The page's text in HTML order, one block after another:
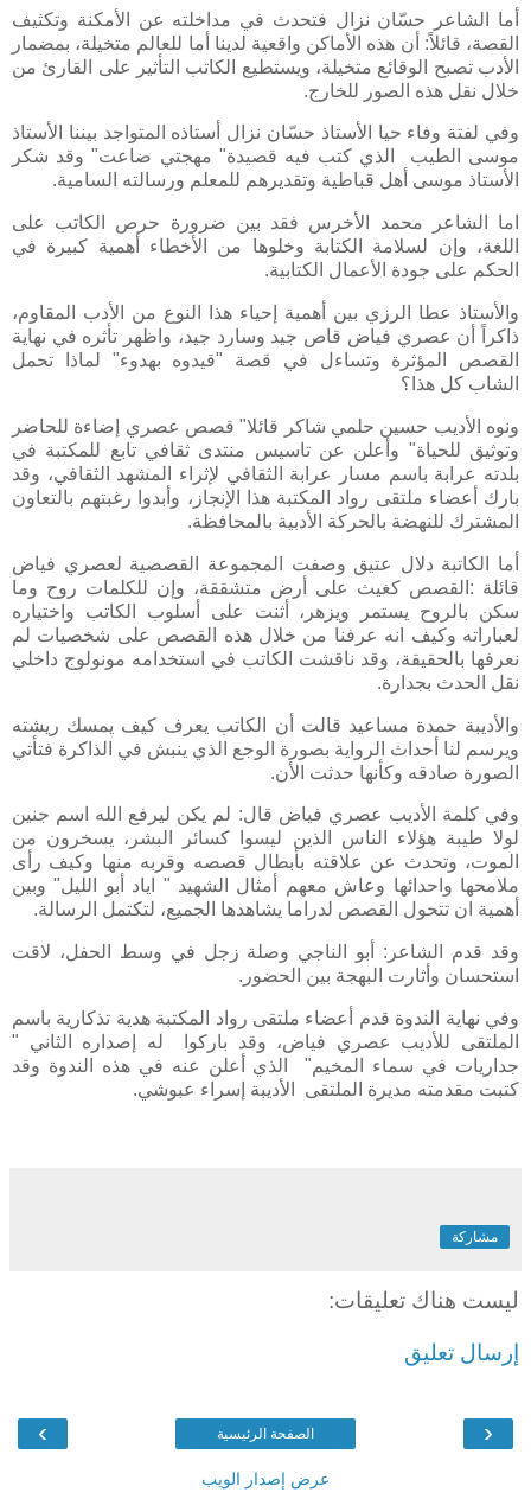
أما الشاعر حسّان نزال فتحدث في مداخلته عن الأمكنة وتكثيف
القصة، قائلاً: أن هذه الأماكن واقعية لدينا أما للعالم متخيلة، بمضمار
الأدب تصبح الوقائع متخيلة، ويستطيع الكاتب التأثير على القارئ من
خلال نقل هذه الصور للخارج.
وفي لفتة وفاء حيا الأستاذ حسّان نزال أستاذه المتواجد بيننا الأستاذ
موسى الطيب الذي كتب فيه قصيدة" مهجتي ضاعت" وقد شكر
الأستاذ موسى أهل قباطية وتقديرهم للمعلم ورسالته السامية.
اما الشاعر محمد الأخرس فقد بين ضرورة حرص الكاتب على
اللغة، وإن لسلامة الكتابة وخلوها من الأخطاء أهمية كبيرة في
الحكم على جودة الأعمال الكتابية.
والأستاذ عطا الرزي بين أهمية إحياء هذا النوع من الأدب المقاوم،
ذاكراً أن عصري فياض قاص جيد وسارد جيد، واظهر تأثره في نهاية
القصص المؤثرة وتساءل في قصة "قيدوه بهدوء" لماذا تحمل
الشاب كل هذا؟
ونوه الأديب حسين حلمي شاكر قائلا" قصص عصري إضاءة للحاضر
وتوثيق للحياة" وأعلن عن تاسيس منتدى ثقافي تابع للمكتبة في
بلدته عرابة باسم مسار عرابة الثقافي لإثراء المشهد الثقافي، وقد
بارك أعضاء ملتقى رواد المكتبة هذا الإنجاز، وأبدوا رغبتهم بالتعاون
المشترك للنهضة بالحركة الأدبية بالمحافظة.
أما الكاتبة دلال عتيق وصفت المجموعة القصصية لعصري فياض
قائلة :القصص كغيث على أرض متشققة، وإن للكلمات روح وما
سكن بالروح يستمر ويزهر، أثنت على أسلوب الكاتب واختياره
لعباراته وكيف انه عرفنا من خلال هذه القصص على شخصيات لم
نعرفها بالحقيقة، وقد ناقشت الكاتب في استخدامه مونولوج داخلي
نقل الحدث بجدارة.
والأديبة حمدة مساعيد قالت أن الكاتب يعرف كيف يمسك ريشته
ويرسم لنا أحداث الرواية بصورة الوجع الذي ينبش في الذاكرة فتأتي
الصورة صادقه وكأنها حدثت الأن.
وفي كلمة الأديب عصري فياض قال: لم يكن ليرفع الله اسم جنين
لولا طيبة هؤلاء الناس الذين ليسوا كسائر البشر، يسخرون من
الموت، وتحدث عن علاقته بأبطال قصصه وقربه منها وكيف رأى
ملامحها واحدائها وعاش معهم أمثال الشهيد " اياد أبو الليل" وبين
أهمية ان تتحول القصص لدراما يشاهدها الجميع، لتكتمل الرسالة.
وقد قدم الشاعر: أبو الناجي وصلة زجل في وسط الحفل، لاقت
استحسان وأثارت البهجة بين الحضور.
وفي نهاية الندوة قدم أعضاء ملتقى رواد المكتبة هدية تذكارية باسم
الملتقى للأديب عصري فياض، وقد باركوا له إصداره الثاني "
جداريات في سماء المخيم" الذي أعلن عنه في هذه الندوة وقد
كتبت مقدمته مديرة الملتقى الأديبة إسراء عبوشي.
مشاركة
ليست هناك تعليقات:
إرسال تعليق
‹
› الصفحة الرئيسية
عرض إصدار الويب